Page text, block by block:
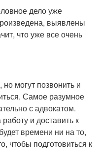
дело уже
выявлены
что уже все очень
могут позвонить и
Самое разумное
с адвокатом.
и доставить к
времени ни на то,
чтобы подготовиться к